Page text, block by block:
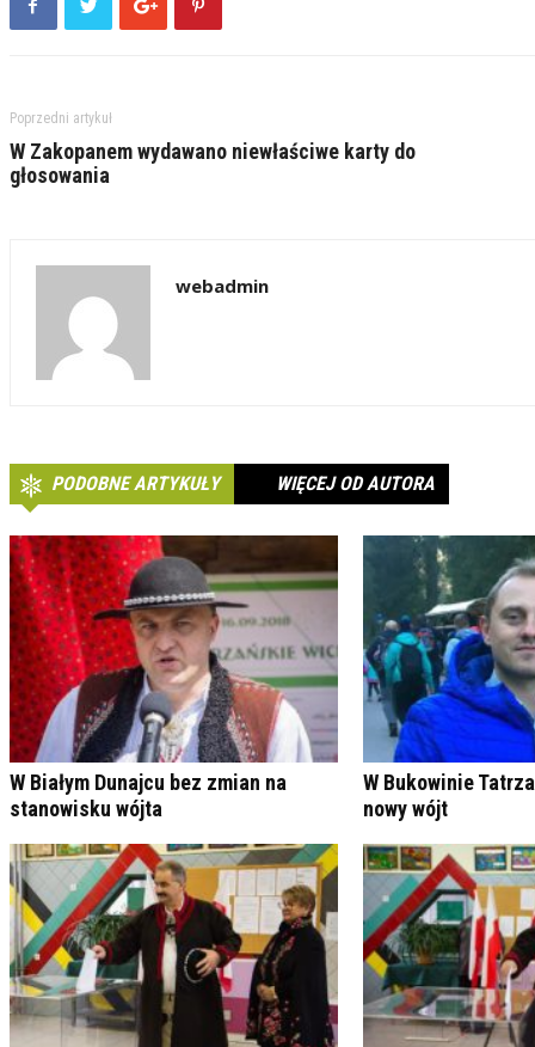
Poprzedni artykuł
W Zakopanem wydawano niewłaściwe karty do
głosowania
webadmin
PODOBNE ARTYKUŁY WIĘCEJ OD AUTORA
W Białym Dunajcu bez zmian na
stanowisku wójta
W Bukowinie
nowy wójt